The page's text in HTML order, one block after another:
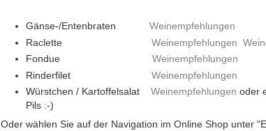
Gänse-/Entenbraten Weinempfehlungen
Raclette
Weinempfehlungen
Fondue Weinempfehlungen
Rinderfilet
Weinempfehlungen
Würstchen / Kartoffelsalat Weinempfehlungen oder
Pils :-)
Oder wählen Sie auf der Navigation im Online Shop unter